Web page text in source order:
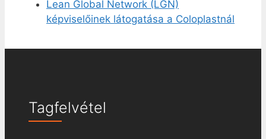
Lean Global Network (LGN)
képviselőinek látogatása a Coloplastnál
Tagfelvétel